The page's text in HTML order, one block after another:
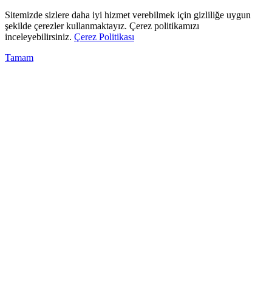
Sitemizde sizlere daha iyi hizmet verebilmek için gizliliğe uygun
şekilde çerezler kullanmaktayız. Çerez politikamızı
inceleyebilirsiniz. Çerez Politikası
Tamam